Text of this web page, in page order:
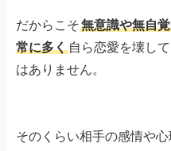
だからこそ無意識や無自
常に多く 自ら恋愛を壊し
はありません。
そのくらい相手の感情や